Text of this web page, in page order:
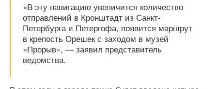
«В эту навигацию увеличится количество
отправлений в Кронштадт из Санкт-
Петербурга и Петергофа, появится маршрут
в крепость Орешек с заходом в музей
«Прорыв», — заявил представитель
ведомства.